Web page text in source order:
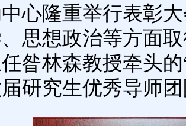
心隆重举行表彰
思想政治等方面
昝林森教授牵头
研究生优秀导师